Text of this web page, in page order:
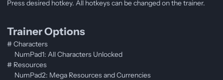
Press desired hotkey. All hotkeys can be changed on the trainer.
Trainer Options
# Characters
NumPad1: All Characters Unlocked
# Resources
NumPad2: Mega Resources and Currencies